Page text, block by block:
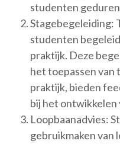
studenten
Stagebegeleiding:
studenten
praktijk. Deze
het toepassen van
praktijk, bieden
bij het ontwikkelen
Loopbaanadvies:
gebruikmaken van